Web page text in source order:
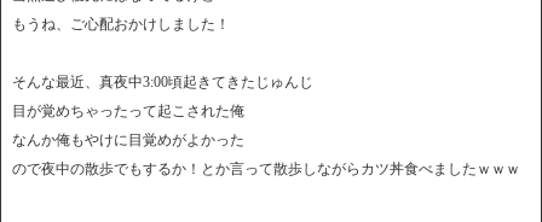
もうね、ご心配おかけしました！
そんな最近、真夜中3:00頃起きてきたじゅんじ
目が覚めちゃったって起こされた俺
なんか俺もやけに目覚めがよかった
ので夜中の散歩でもするか！とか言って散歩しながらカツ丼食べましたｗｗｗ